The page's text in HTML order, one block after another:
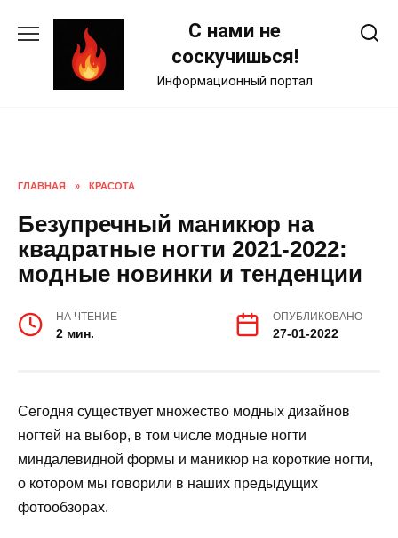
С нами не
соскучишься!
Информационный портал
ГЛАВНАЯ » КРАСОТА
Безупречный маникюр на
квадратные ногти 2021-2022:
модные новинки и тенденции
НА ЧТЕНИЕ
2 мин.
ОПУБЛИКОВАНО
27-01-2022
Сегодня существует множество модных дизайнов
ногтей на выбор, в том числе модные ногти
миндалевидной формы и маникюр на короткие ногти,
о котором мы говорили в наших предыдущих
фотообзорах.